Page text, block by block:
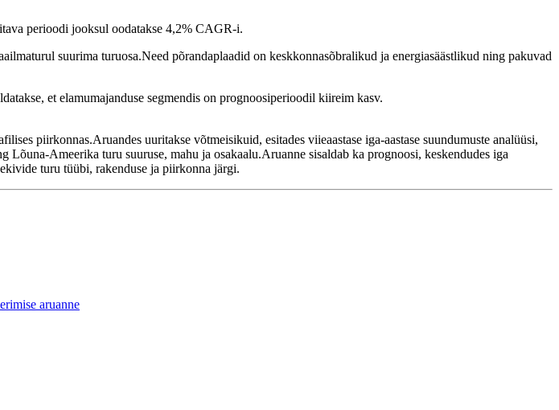
perioodi jooksul oodatakse 4,2% CAGR-i.
suurima turuosa.Need põrandaplaadid on keskkonnasõbralikud ja energiasäästlikud ning pakuvad
et elamumajanduse segmendis on prognoosiperioodil kiireim kasv.
piirkonnas.Aruandes uuritakse võtmeisikuid, esitades viieaastase iga-aastase suundumuste analüüsi,
Ameerika turu suuruse, mahu ja osakaalu.Aruanne sisaldab ka prognoosi, keskendudes iga
turu tüübi, rakenduse ja piirkonna järgi.